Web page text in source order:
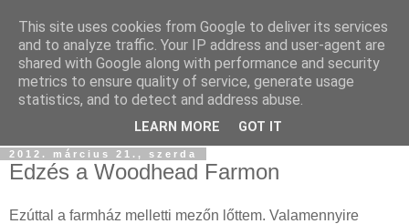
Szőttesföld
Képes és képtelen kalandozásaink keresztül-kasul
Középfölde kockás kendőjén...
2012. március 21., szerda
Edzés a Woodhead Farmon
Ezúttal a farmház melletti mezőn lőttem. Valamennyire
This site uses cookies from Google to deliver its services
and to analyze traffic. Your IP address and user-agent are
shared with Google along with performance and security
metrics to ensure quality of service, generate usage
statistics, and to detect and address abuse.
LEARN MORE GOT IT